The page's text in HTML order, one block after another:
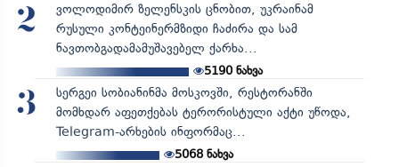
2
ვოლოდიმირ ზელენსკის ცნობით, უკრაინამ
რუსული კონტეინერმზიდი ჩაძირა და სამ
ნავთობგადამამუშავებელ ქარხა...
5190ნახვა
3
სერგეი სობიანინმა მოსკოვში, რესტორანში
მომხდარ აფეთქებას ტერორისტული აქტი უწოდა,
Telegram-არხების ინფორმაც...
5068ნახვა